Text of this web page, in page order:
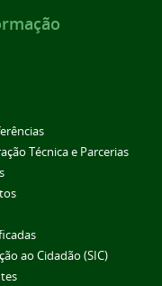
Técnica e Parcerias
ao Cidadão (SIC)